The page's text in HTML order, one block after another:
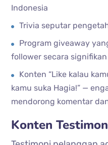
Indonesia
Trivia seputar
Program giveaway
follower secara signifikan
Konten “Like kalau
kamu suka Hagia!” —
mendorong komentar
Konten